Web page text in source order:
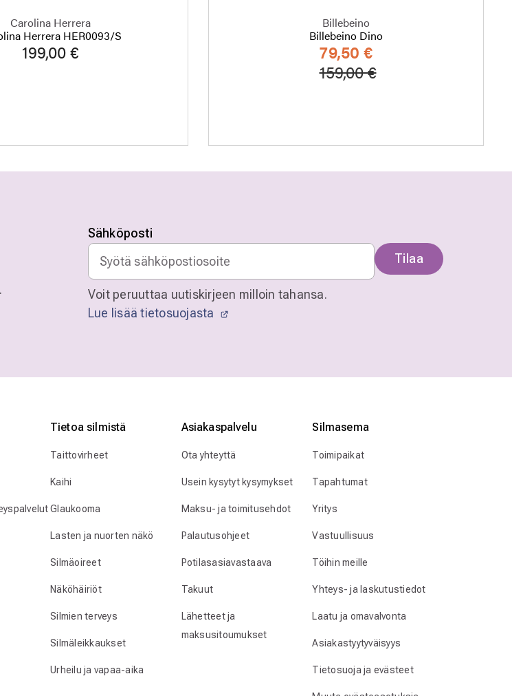
Carolina Herrera
Herrera HER0093/S
199,00 €
Billebeino
Billebeino Dino
79,50 €
Hinta alennettu
159,00 €Alennettu hinta
Sähköposti
Tilaa
Voit peruuttaa uutiskirjeen milloin tahansa.
Lue lisää tietosuojasta
Tietoa silmistä
Taittovirheet
Kaihi
Glaukooma
Lasten ja nuorten näkö
Silmäoireet
Näköhäiriöt
Silmien terveys
Silmäleikkaukset
Urheilu ja vapaa-aika
Asiakaspalvelu
Ota yhteyttä
Usein kysytyt kysymykset
Maksu- ja toimitusehdot
Palautusohjeet
Potilasasiavastaava
Takuut
Lähetteet ja
maksusitoumukset
Silmӓasema
Toimipaikat
Tapahtumat
Yritys
Vastuullisuus
Töihin meille
Yhteys- ja laskutustiedot
Laatu ja omavalvonta
Asiakastyytyväisyys
Tietosuoja ja evästeet